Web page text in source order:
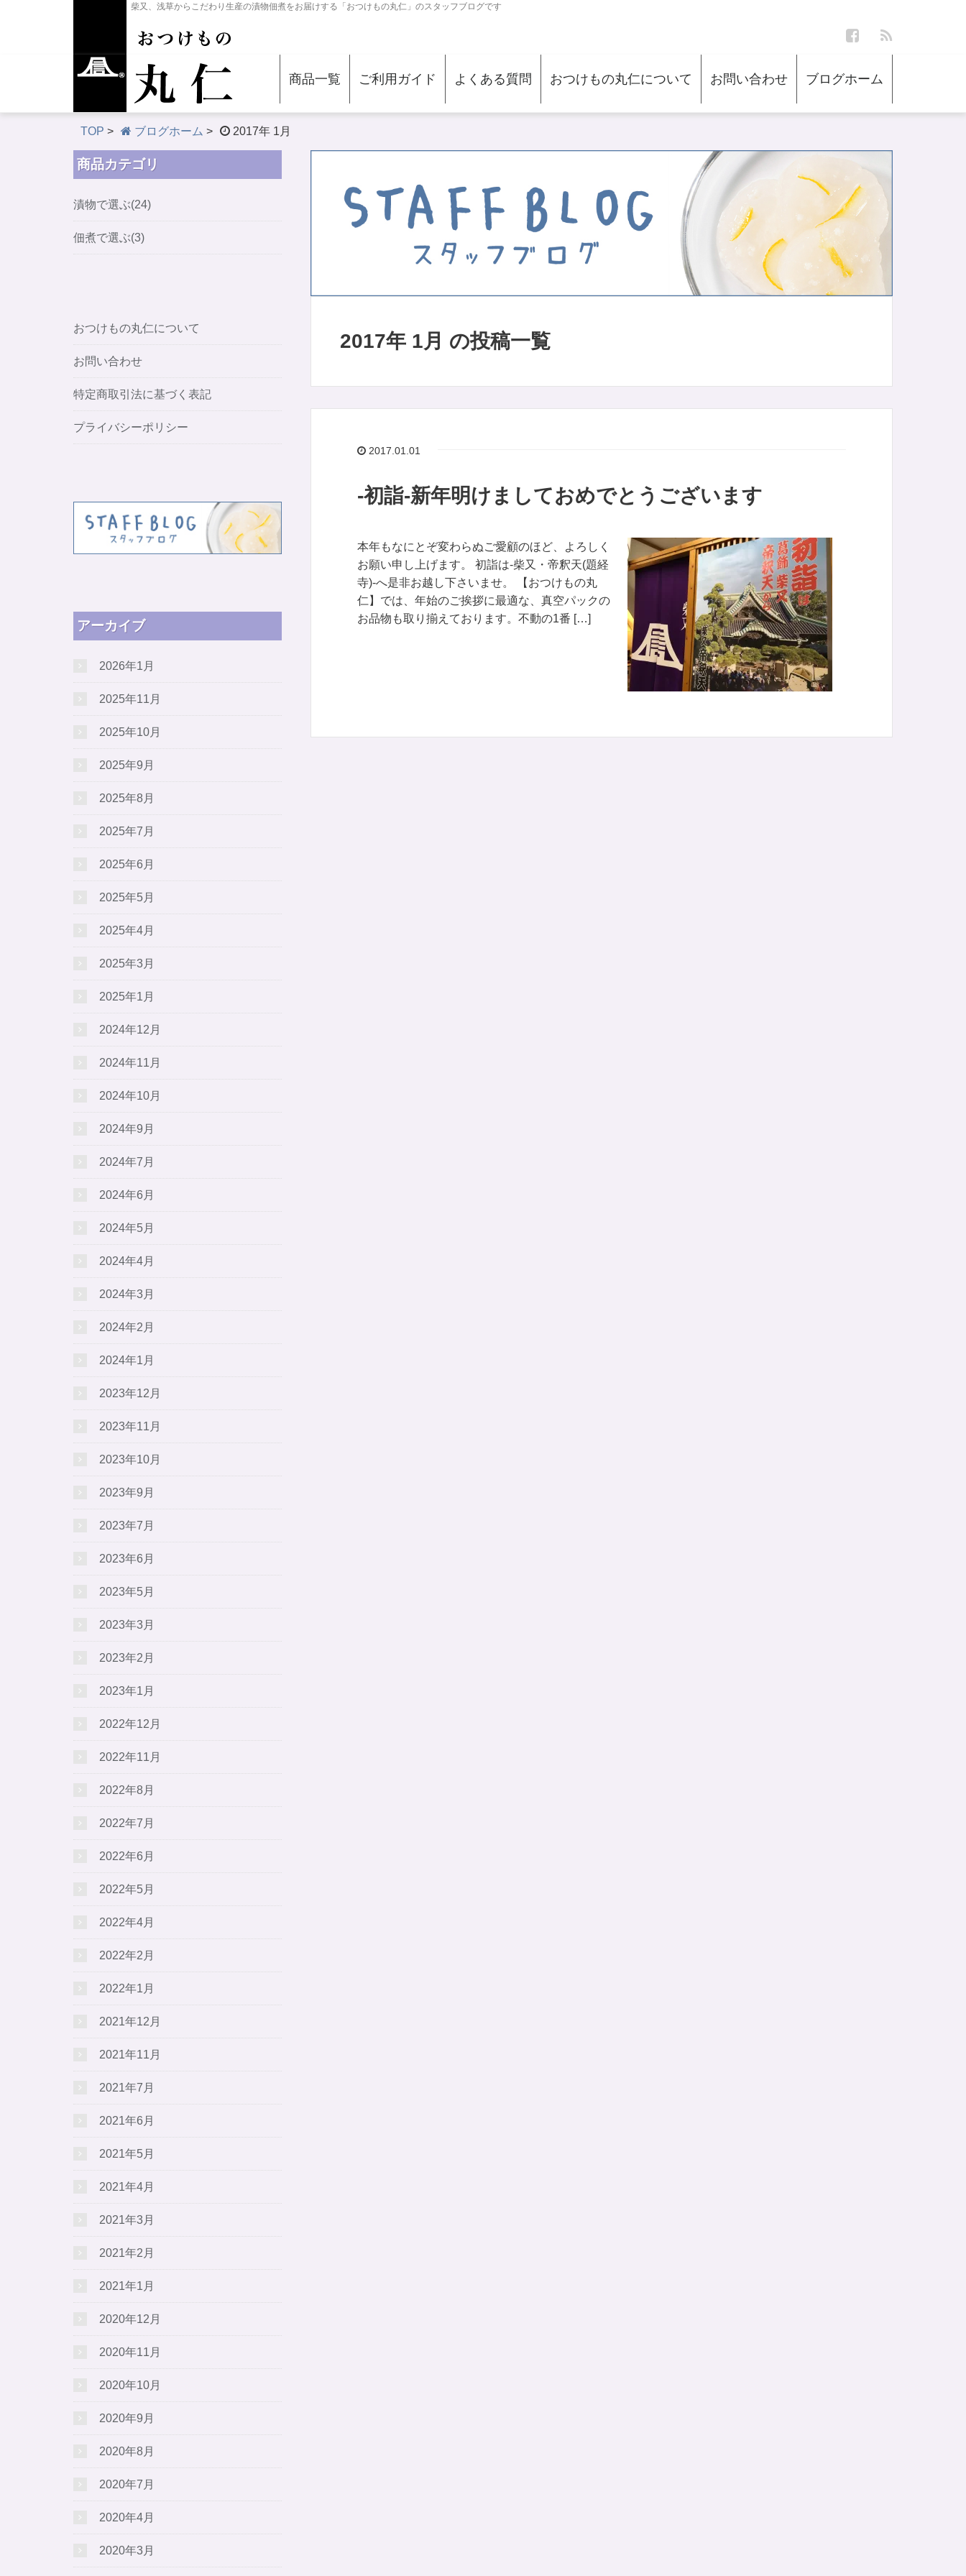
柴又、浅草からこだわり生産の漬物佃煮をお届けする「おつけもの丸仁」のスタッフブログです
商品一覧 ご利用ガイド よくある質問 おつけもの丸仁について お問い合わせ ブログホーム
TOP > ブログホーム > 2017年 1月
2017年 1月 の投稿一覧
2017.01.01
-初詣-新年明けましておめでとうございます
本年もなにとぞ変わらぬご愛顧のほど、よろしく
お願い申し上げます。 初詣は-柴又・帝釈天(題経
寺)-へ是非お越し下さいませ。 【おつけもの丸
仁】では、年始のご挨拶に最適な、真空パックの
お品物も取り揃えております。不動の1番 […]
商品カテゴリ
漬物で選ぶ(24)
佃煮で選ぶ(3)
おつけもの丸仁について
お問い合わせ
特定商取引法に基づく表記
プライバシーポリシー
アーカイブ
2026年1月
2025年11月
2025年10月
2025年9月
2025年8月
2025年7月
2025年6月
2025年5月
2025年4月
2025年3月
2025年1月
2024年12月
2024年11月
2024年10月
2024年9月
2024年7月
2024年6月
2024年5月
2024年4月
2024年3月
2024年2月
2024年1月
2023年12月
2023年11月
2023年10月
2023年9月
2023年7月
2023年6月
2023年5月
2023年3月
2023年2月
2023年1月
2022年12月
2022年11月
2022年8月
2022年7月
2022年6月
2022年5月
2022年4月
2022年2月
2022年1月
2021年12月
2021年11月
2021年7月
2021年6月
2021年5月
2021年4月
2021年3月
2021年2月
2021年1月
2020年12月
2020年11月
2020年10月
2020年9月
2020年8月
2020年7月
2020年4月
2020年3月